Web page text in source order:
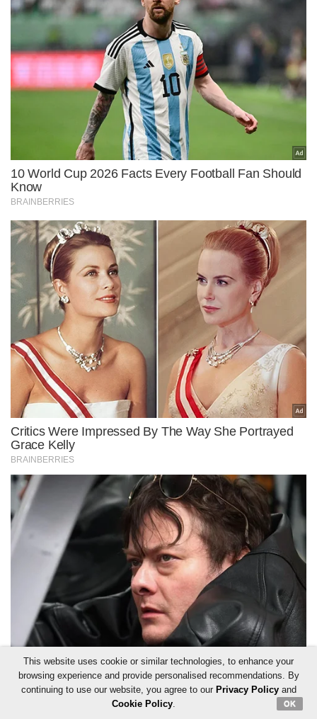
This website uses cookie or similar technologies, to enhance your
browsing experience and provide personalised recommendations. By
continuing to use our website, you agree to our Privacy Policyand
Cookie Policy. OK